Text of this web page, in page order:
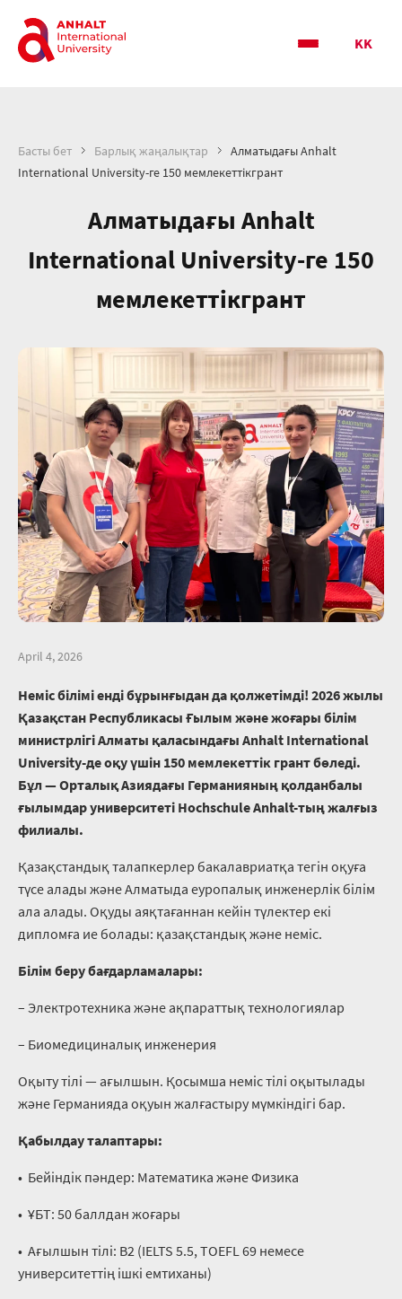
KK
Басты бет Барлық жаңалықтар
Алматыдағы Anhalt
International University-ге 150 мемлекеттікгрант
Алматыдағы Anhalt
International University-ге 150
мемлекеттікгрант
April 4, 2026
Немісбіліміендібұрынғыданда қолжетімді! 2026жылы
Қазақстан Республикасы Ғылым жәнежоғары білім
министрлігіАлматы қаласындағы Anhalt International
University-деоқуүшін 150 мемлекеттік грантбөледі.
Бұл— ОрталықАзиядағы Германияның қолданбалы
ғылымдаруниверситеті Hochschule Anhalt-тыңжалғыз
филиалы.
Қазақстандық талапкерлер бакалавриатқа тегін оқуға
түсе алады және Алматыда еуропалық инженерлік білім
ала алады. Оқуды аяқтағаннан кейін түлектер екі
дипломға ие болады: қазақстандық және неміс.
Білім беру бағдарламалары:
– Электротехника және ақпараттық технологиялар
– Биомедициналық инженерия
Оқыту тілі — ағылшын. Қосымша неміс тілі оқытылады
және Германияда оқуын жалғастыру мүмкіндігі бар.
Қабылдау талаптары:
•⁠ ⁠Бейіндік пәндер: Математика және Физика
•⁠ ⁠ҰБТ: 50 баллдан жоғары
•⁠ ⁠Ағылшын тілі: B2 (IELTS 5.5, TOEFL 69 немесе
университеттің ішкі емтиханы)